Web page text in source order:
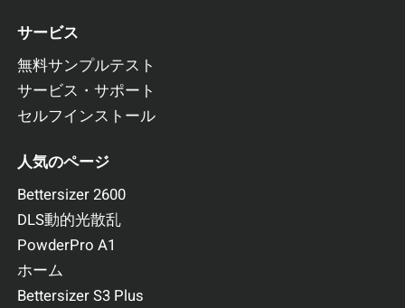
サービス
無料サンプルテスト
サービス・サポート
セルフインストール
人気のページ
Bettersizer 2600
DLS動的光散乱
PowderPro A1
ホーム
Bettersizer S3 Plus